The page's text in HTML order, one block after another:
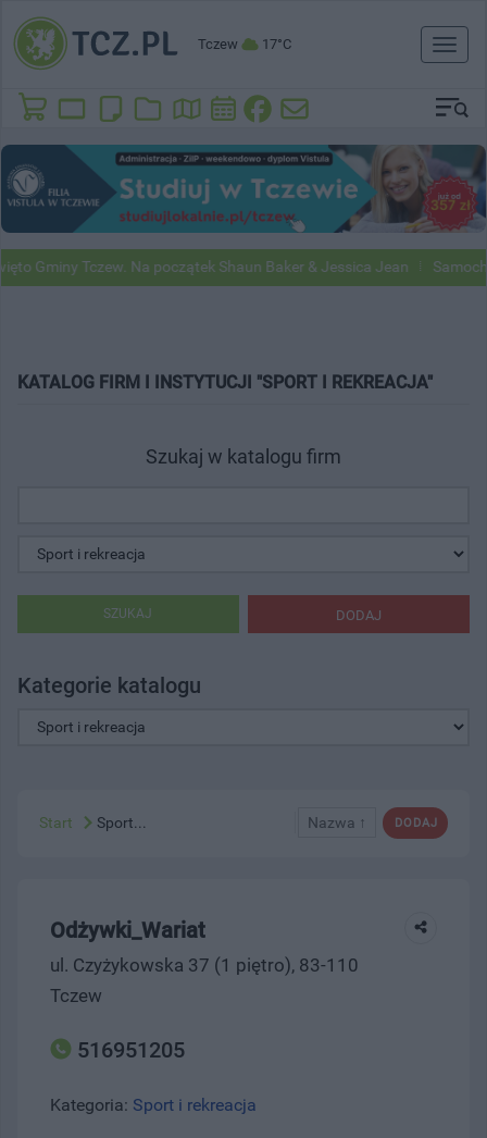
Tczew 17°C
Toggle
Gminy Tczew. Na początek Shaun Baker & Jessica Jean
KATALOG FIRM I INSTYTUCJI "SPORT I REKREACJA"
Szukaj w katalogu firm
DODAJ
SZUKAJ
Kategorie katalogu
DODAJ
Nazwa ↑
Start Sport...
Odżywki_Wariat
ul. Czyżykowska 37 (1 piętro), 83-110
Tczew
516951205
Kategoria: Sport i rekreacja